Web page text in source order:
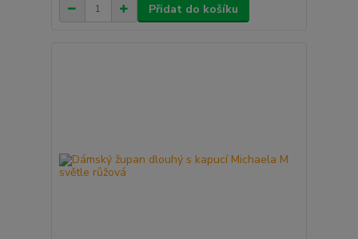
Přidat do košíku